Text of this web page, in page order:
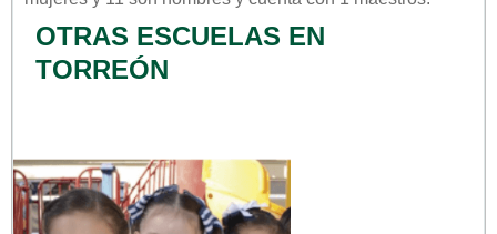
OTRAS ESCUELAS EN
TORREÓN